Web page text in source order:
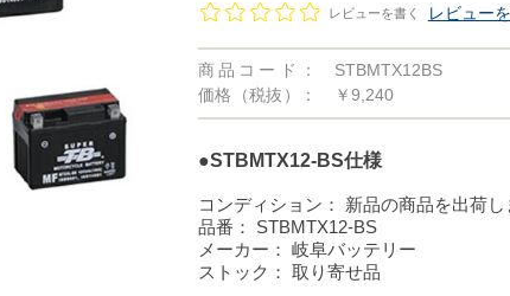
レビューを書く レビュー
商品コード：
STBMTX12BS
価格（税抜）：
￥9,240
●STBMTX12-BS仕様
コンディション：
新品の商品を出荷し
品番：
STBMTX12-BS
メーカー： 岐阜バッテリー
ストック： 取り寄せ品